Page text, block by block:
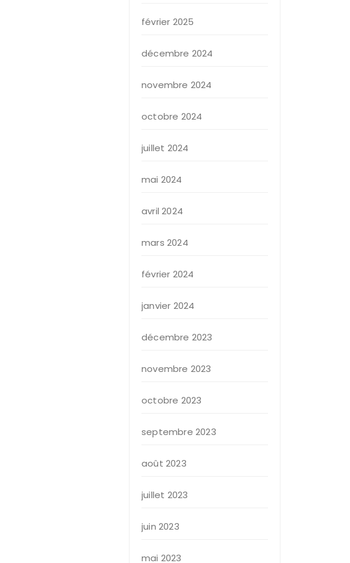
février 2025
décembre 2024
novembre 2024
octobre 2024
juillet 2024
mai 2024
avril 2024
mars 2024
février 2024
janvier 2024
décembre 2023
novembre 2023
octobre 2023
septembre 2023
août 2023
juillet 2023
juin 2023
mai 2023